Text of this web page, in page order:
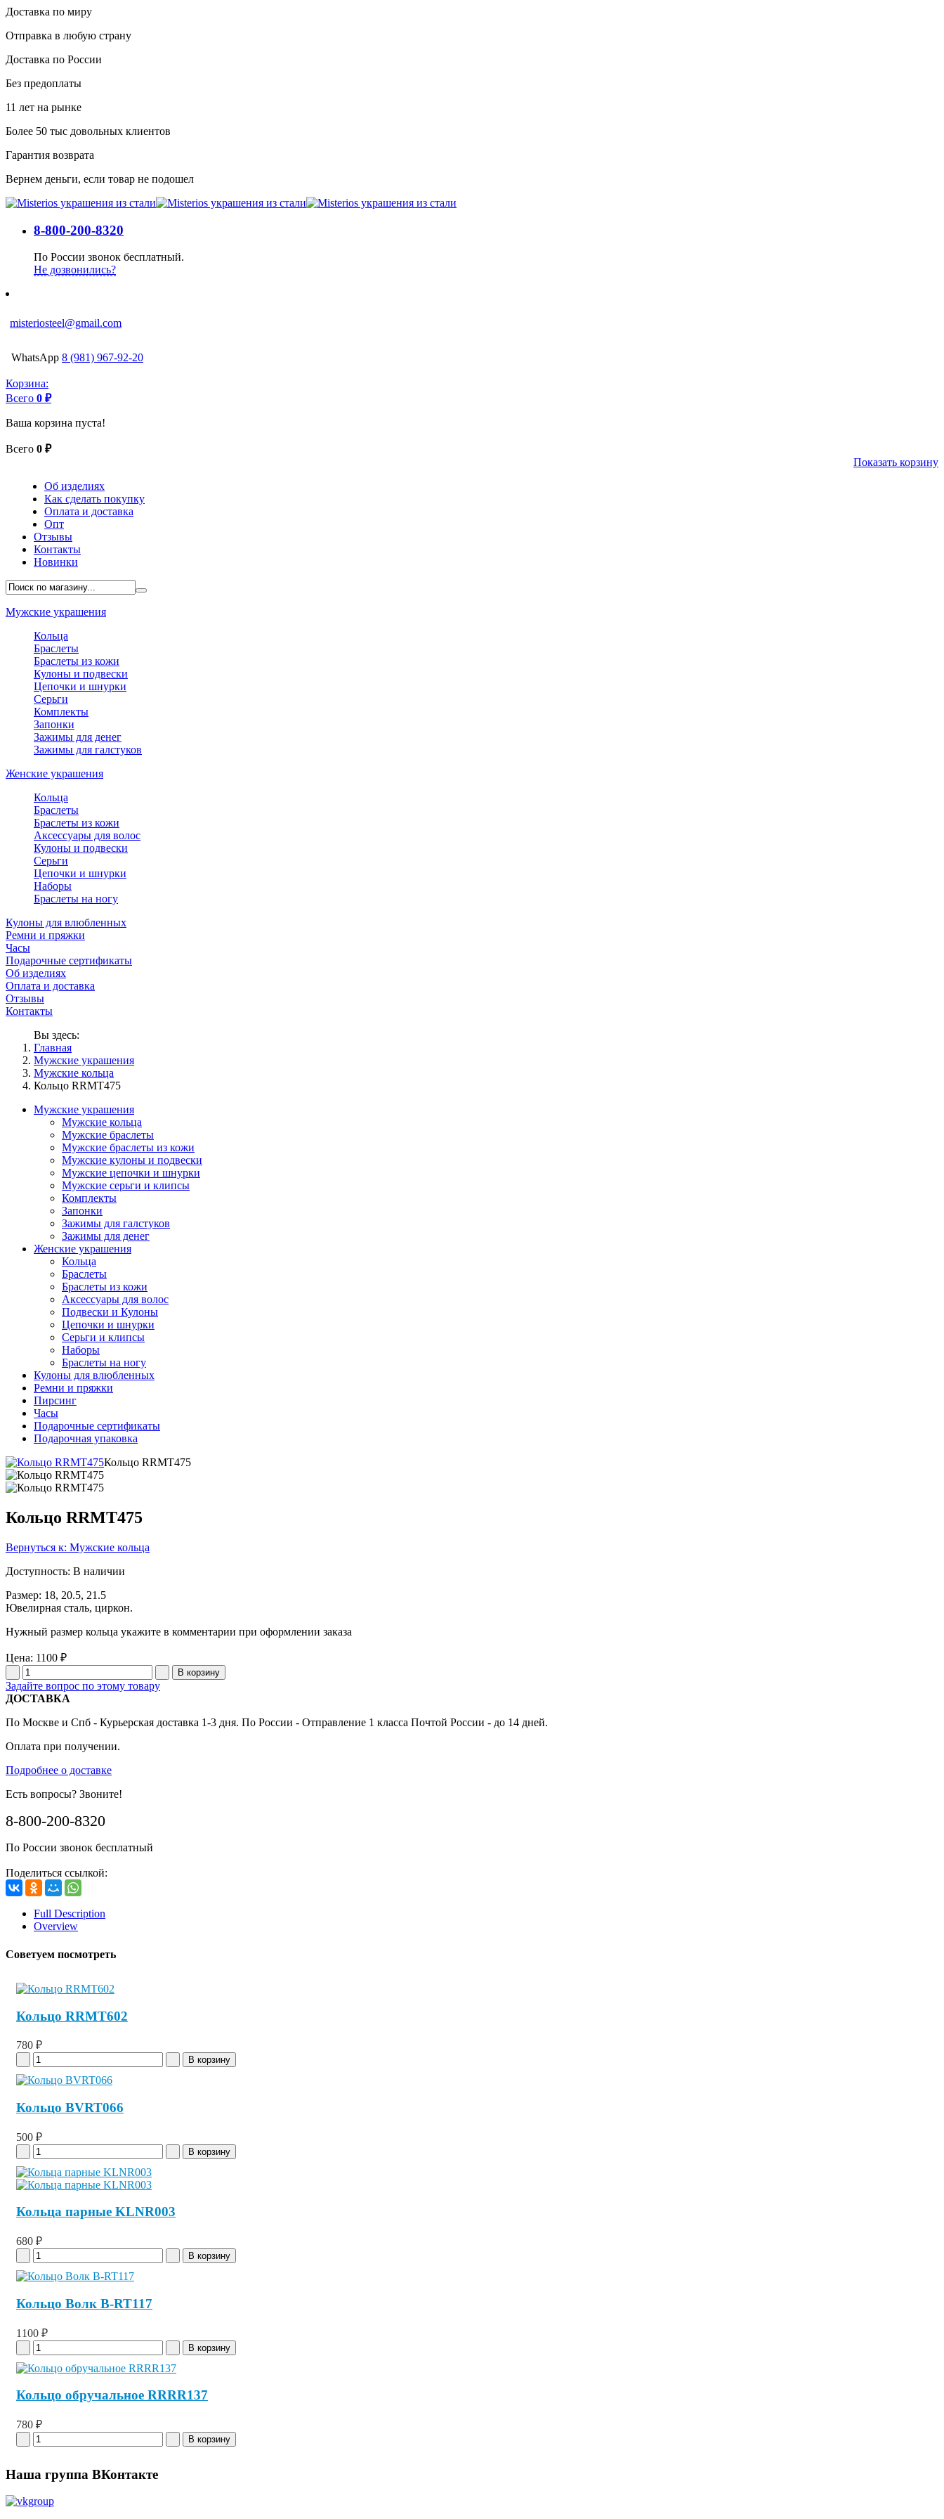
Доставка по миру
Отправка в любую страну
Доставка по России
Без предоплаты
11 лет на рынке
Более 50 тыс довольных клиентов
Гарантия возврата
Вернем деньги, если товар не подошел
8-800-200-8320
По России звонок бесплатный.
Не дозвонились?
misteriosteel@gmail.com
WhatsApp 8 (981) 967-92-20
Корзина:
Всего 0 ₽
Ваша корзина пуста!
Всего 0 ₽
Показать корзину
Об изделиях
Как сделать покупку
Оплата и доставка
Опт
Отзывы
Контакты
Новинки
Мужские украшения
Кольца
Браслеты
Браслеты из кожи
Кулоны и подвески
Цепочки и шнурки
Серьги
Комплекты
Запонки
Зажимы для денег
Зажимы для галстуков
Женские украшения
Кольца
Браслеты
Браслеты из кожи
Аксессуары для волос
Кулоны и подвески
Серьги
Цепочки и шнурки
Наборы
Браслеты на ногу
Кулоны для влюбленных
Ремни и пряжки
Часы
Подарочные сертификаты
Об изделиях
Оплата и доставка
Отзывы
Контакты
Вы здесь:
Главная
Мужские украшения
Мужские кольца
Кольцо RRMT475
Мужские украшения
Мужские кольца
Мужские браслеты
Мужские браслеты из кожи
Мужские кулоны и подвески
Мужские цепочки и шнурки
Мужские серьги и клипсы
Комплекты
Запонки
Зажимы для галстуков
Зажимы для денег
Женские украшения
Кольца
Браслеты
Браслеты из кожи
Аксессуары для волос
Подвески и Кулоны
Цепочки и шнурки
Серьги и клипсы
Наборы
Браслеты на ногу
Кулоны для влюбленных
Ремни и пряжки
Пирсинг
Часы
Подарочные сертификаты
Подарочная упаковка
Кольцо RRMT475
Кольцо RRMT475
Вернуться к: Мужские кольца
Доступность: В наличии
Размер: 18, 20.5, 21.5
Ювелирная сталь, циркон.
Нужный размер кольца укажите в комментарии при оформлении заказа
Цена: 1100 ₽
Задайте вопрос по этому товару
ДОСТАВКА
По Москве и Спб - Курьерская доставка 1-3 дня. По России - Отправление 1 класса Почтой России - до 14 дней.
Оплата при получении.
Подробнее о доставке
Есть вопросы? Звоните!
8-800-200-8320
По России звонок бесплатный
Поделиться ссылкой:
Full Description
Overview
Советуем посмотреть
Кольцо RRMT602
780 ₽
Кольцо BVRT066
500 ₽
Кольца парные KLNR003
680 ₽
Кольцо Волк B-RT117
1100 ₽
Кольцо обручальное RRRR137
780 ₽
Наша группа ВКонтакте